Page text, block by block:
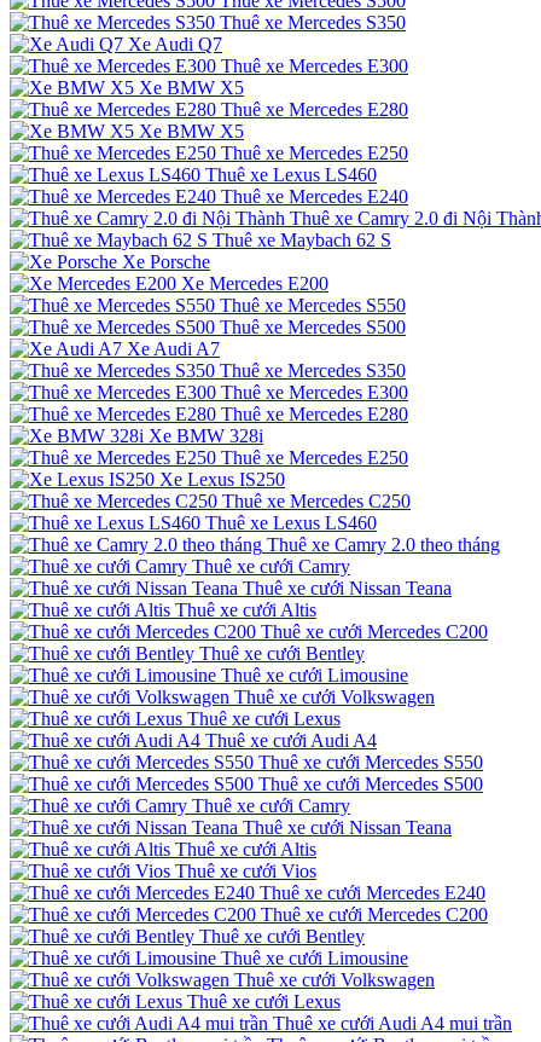
Thuê xe Mercedes S350
Xe Audi Q7
Thuê xe Mercedes E300
Xe BMW X5
Thuê xe Mercedes E280
Xe BMW X5
Thuê xe Mercedes E250
Thuê xe Lexus LS460
Thuê xe Mercedes E240
Thuê xe Camry 2.0 đi Nội
Thuê xe Maybach 62 S
Xe Porsche
Xe Mercedes E200
Thuê xe Mercedes S550
Thuê xe Mercedes S500
Xe Audi A7
Thuê xe Mercedes S350
Thuê xe Mercedes E300
Thuê xe Mercedes E280
Xe BMW 328i
Thuê xe Mercedes E250
Xe Lexus IS250
Thuê xe Mercedes C250
Thuê xe Lexus LS460
Thuê xe Camry 2.0 theo tháng
Thuê xe cưới Camry
Thuê xe cưới Nissan Teana
Thuê xe cưới Altis
Thuê xe cưới Mercedes C200
Thuê xe cưới Bentley
Thuê xe cưới Limousine
Thuê xe cưới Volkswagen
Thuê xe cưới Lexus
Thuê xe cưới Audi A4
Thuê xe cưới Mercedes S550
Thuê xe cưới Mercedes S500
Thuê xe cưới Camry
Thuê xe cưới Nissan Teana
Thuê xe cưới Altis
Thuê xe cưới Vios
Thuê xe cưới Mercedes E240
Thuê xe cưới Mercedes C200
Thuê xe cưới Bentley
Thuê xe cưới Limousine
Thuê xe cưới Volkswagen
Thuê xe cưới Lexus
Thuê xe cưới Audi A4 mui trần